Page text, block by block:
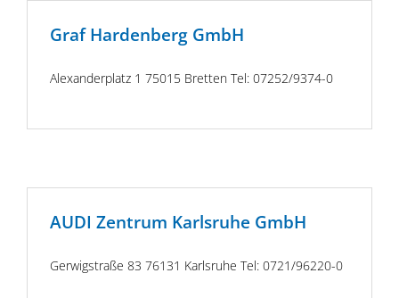
Graf Hardenberg GmbH
Alexanderplatz 1 75015 Bretten Tel: 07252/9374-0
AUDI Zentrum Karlsruhe GmbH
Gerwigstraße 83 76131 Karlsruhe Tel: 0721/96220-0